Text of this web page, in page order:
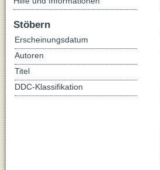
Stöbern
Erscheinungsdatum
Autoren
Titel
DDC-Klassifikation